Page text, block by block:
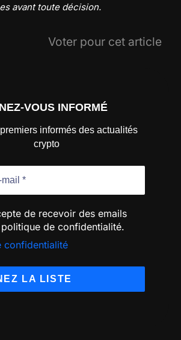
avant toute décision.
Voter pour cet article
VOUS INFORMÉ
informés des actualités
crypto
de recevoir des emails
de confidentialité.
confidentialité